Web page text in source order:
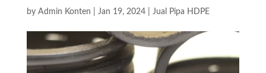
by Admin Konten Jan 19, 2024| Jual Pipa HDPE